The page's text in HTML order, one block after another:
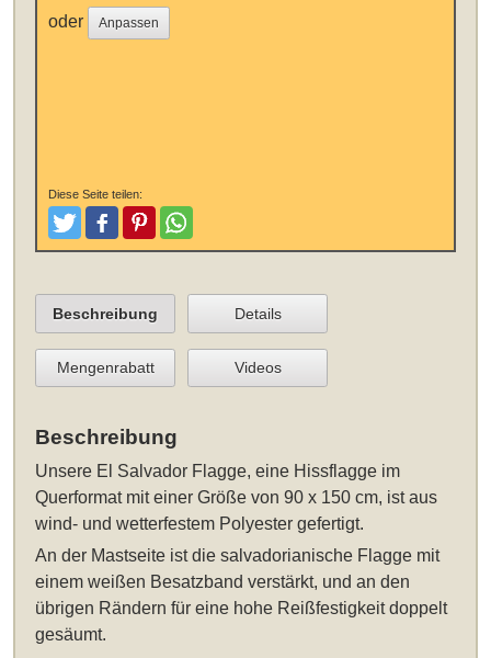
oder Anpassen
Diese Seite teilen:
TweetenPostenPinterestTeilen
Beschreibung Details
Mengenrabatt Videos
Beschreibung
Unsere El Salvador Flagge, eine Hissflagge im
Querformat mit einer Größe von 90 x 150 cm, ist aus
wind- und wetterfestem Polyester gefertigt.
An der Mastseite ist die salvadorianische Flagge mit
einem weißen Besatzband verstärkt, und an den
übrigen Rändern für eine hohe Reißfestigkeit doppelt
gesäumt.